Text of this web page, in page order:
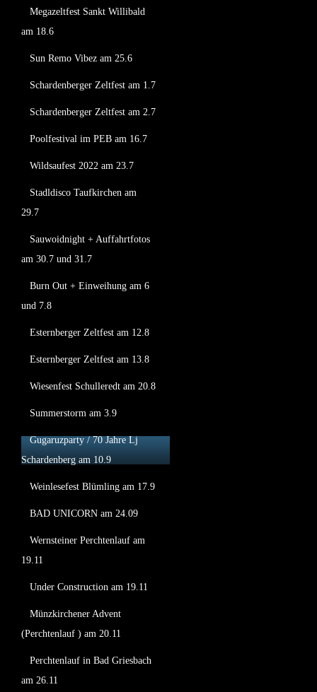
Megazeltfest Sankt Willibald
am 18.6
Sun Remo Vibez am 25.6
Schardenberger Zeltfest am 1.7
Schardenberger Zeltfest am 2.7
Poolfestival im PEB am 16.7
Wildsaufest 2022 am 23.7
Stadldisco Taufkirchen am
29.7
Sauwoidnight + Auffahrtfotos
am 30.7 und 31.7
Burn Out + Einweihung am 6
und 7.8
Esternberger Zeltfest am 12.8
Esternberger Zeltfest am 13.8
Wiesenfest Schulleredt am 20.8
Summerstorm am 3.9
Gugaruzparty / 70 Jahre Lj
Schardenberg am 10.9
Weinlesefest Blümling am 17.9
BAD UNICORN am 24.09
Wernsteiner Perchtenlauf am
19.11
Under Construction am 19.11
Münzkirchener Advent
(Perchtenlauf ) am 20.11
Perchtenlauf in Bad Griesbach
am 26.11